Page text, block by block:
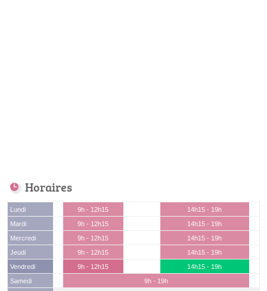
Horaires
Lundi 9h - 12h15
14h15 - 19h
Mardi
9h - 12h15
14h15 - 19h
Mercredi
9h - 12h15
14h15 - 19h
Jeudi
9h - 12h15
14h15 - 19h
Vendredi
9h - 12h15
14h15 - 19h
Samedi
9h - 19h